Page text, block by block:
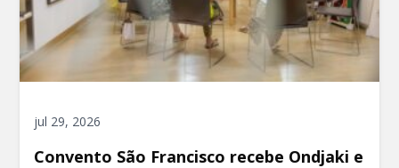
jul 29, 2026
Convento São Francisco recebe Ondjaki e